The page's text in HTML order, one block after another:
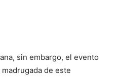
sin embargo, el evento
de este